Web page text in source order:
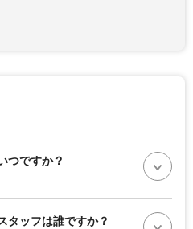
つですか？
タッフは誰ですか？